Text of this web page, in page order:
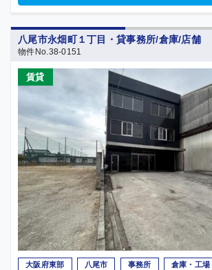
八尾市永畑町１丁目・貸事務所/倉庫/店舗
物件No.38-0151
賃貸
大阪府東部 八尾市 事務所 倉庫・工場